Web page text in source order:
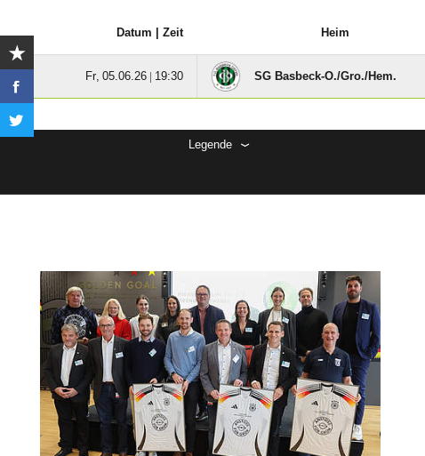
Datum | Zeit Heim
  |  SG Basbeck-O./​Gro./​Hem.
Legende